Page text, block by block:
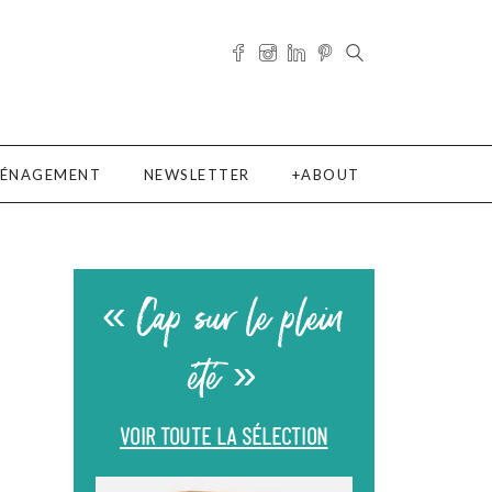
NEWSLETTER ABOUT
« Cap sur le plein
été »
VOIR TOUTE LA SÉLECTION